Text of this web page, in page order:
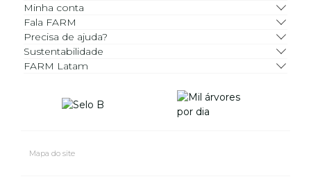
Minha conta
Fala FARM
Precisa de ajuda?
Sustentabilidade
FARM Latam
Mapa do site